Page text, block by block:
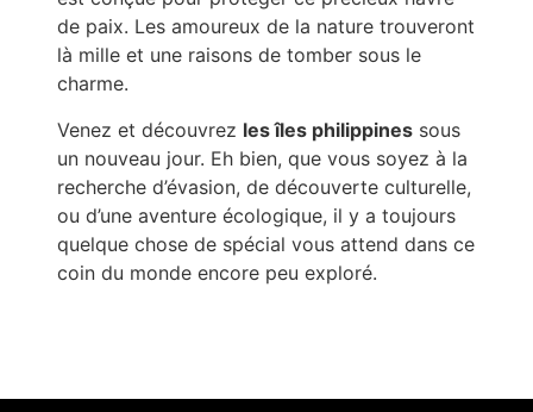
de paix. Les amoureux de la nature trouveront
là mille et une raisons de tomber sous le
charme.
Venez et découvrez les îles philippines sous
un nouveau jour. Eh bien, que vous soyez à la
recherche d’évasion, de découverte culturelle,
ou d’une aventure écologique, il y a toujours
quelque chose de spécial vous attend dans ce
coin du monde encore peu exploré.